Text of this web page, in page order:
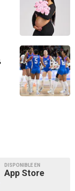
DISPONIBLE EN
App Store